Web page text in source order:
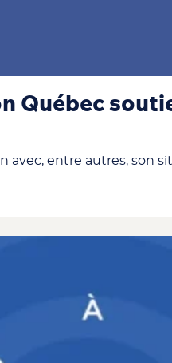
Québec
avec, entre autres,